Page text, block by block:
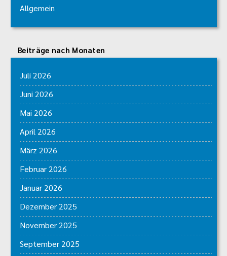
Allgemein
Beiträge nach Monaten
Juli 2026
Juni 2026
Mai 2026
April 2026
März 2026
Februar 2026
Januar 2026
Dezember 2025
November 2025
September 2025